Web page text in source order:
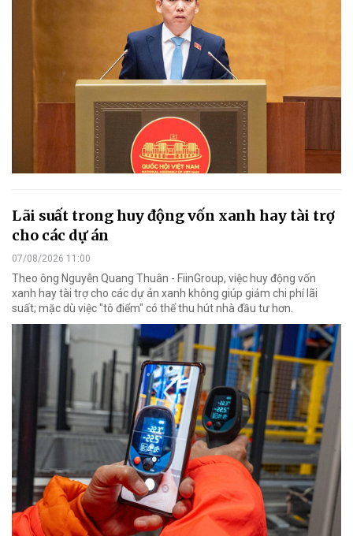
Lãi suất trong huy động vốn xanh hay tài trợ
cho các dự án
07/08/2026 11:00
Theo ông Nguyễn Quang Thuân - FiinGroup, việc huy động vốn
xanh hay tài trợ cho các dự án xanh không giúp giảm chi phí lãi
suất; mặc dù việc "tô điểm" có thể thu hút nhà đầu tư hơn.